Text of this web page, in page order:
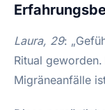
Laura, 29:
Ritual
Migräneanfälle